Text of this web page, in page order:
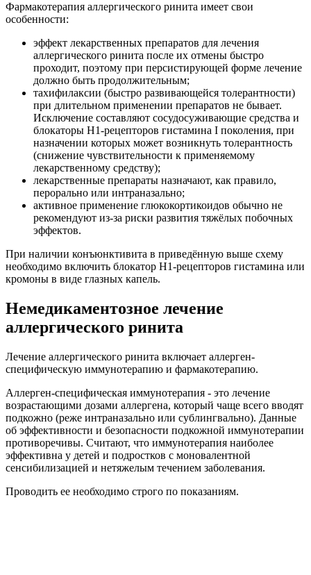
Фармакотерапия аллергического ринита имеет свои
особенности:
эффект лекарственных препаратов для лечения
аллергического ринита после их отмены быстро
проходит, поэтому при персистирующей форме лечение
должно быть продолжительным;
тахифилаксии (быстро развивающейся толерантности)
при длительном применении препаратов не бывает.
Исключение составляют сосудосуживающие средства и
блокаторы Н1-рецепторов гистамина I поколения, при
назначении которых может возникнуть толерантность
(снижение чувствительности к применяемому
лекарственному средству);
лекарственные препараты назначают, как правило,
перорально или интраназально;
активное применение глюкокортикоидов обычно не
рекомендуют из-за риски развития тяжёлых побочных
эффектов.
При наличии конъюнктивита в приведённую выше схему
необходимо включить блокатор Н1-рецепторов гистамина или
кромоны в виде глазных капель.
Немедикаментозное лечение
аллергического ринита
Лечение аллергического ринита включает аллерген-
специфическую иммунотерапию и фармакотерапию.
Аллерген-специфическая иммунотерапия - это лечение
возрастающими дозами аллергена, который чаще всего вводят
подкожно (реже интраназально или сублингвально). Данные
об эффективности и безопасности подкожной иммунотерапии
противоречивы. Считают, что иммунотерапия наиболее
эффективна у детей и подростков с моновалентной
сенсибилизацией и нетяжелым течением заболевания.
Проводить ее необходимо строго по показаниям.